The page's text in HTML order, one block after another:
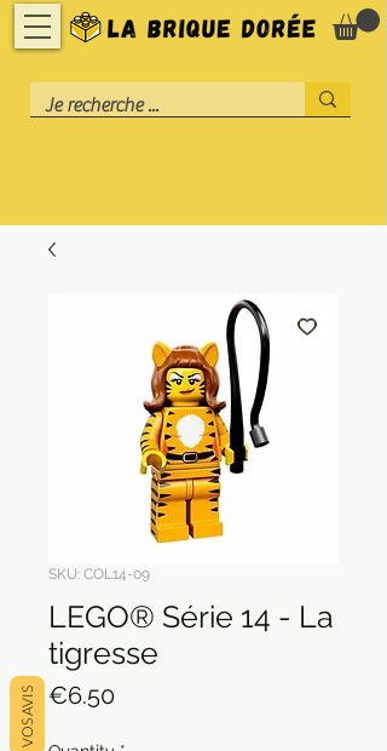
SKU: COL14-09
LEGO® Série 14 - La
tigresse
€6.50Price
VOS AVIS